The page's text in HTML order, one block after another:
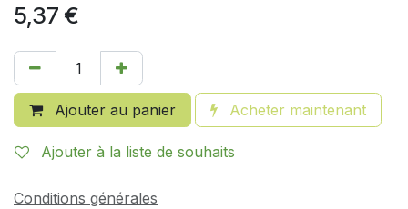
5,37 €
Ajouter au panier Acheter maintenant
Ajouter à la liste de souhaits
Conditions générales